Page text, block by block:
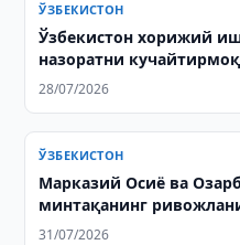
ЎЗБЕКИСТОН
Ўзбекистон хорижий
назоратни
28/07/2026
ЎЗБЕКИСТОН
Марказий Осиё ва
минтақанинг
қилишди ва қўшма
31/07/2026